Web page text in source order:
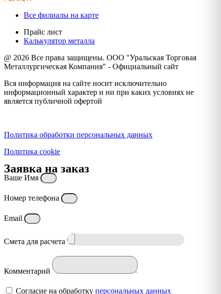
Все филиалы на карте
Прайс лист
Калькулятор металла
@ 2026 Все права защищены. ООО "Уральская Торговая
Металлургическая Компания" - Официальный сайт
Вся информация на сайте носит исключительно
информационный характер и ни при каких условиях не
является публичной офертой
Политика обработки персональных данных
Политика cookie
Заявка на заказ
Ваше Имя
Номер телефона
Email
Смета для расчета
Комментарий
Согласие на обработку персональных данных